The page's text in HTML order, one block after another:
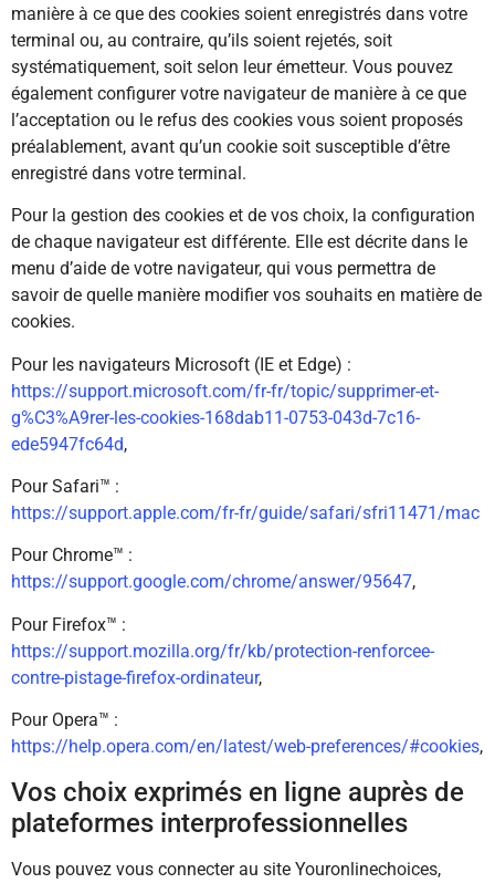
manière à ce que des cookies soient enregistrés dans votre
terminal ou, au contraire, qu’ils soient rejetés, soit
systématiquement, soit selon leur émetteur. Vous pouvez
également configurer votre navigateur de manière à ce que
l’acceptation ou le refus des cookies vous soient proposés
préalablement, avant qu’un cookie soit susceptible d’être
enregistré dans votre terminal.
Pour la gestion des cookies et de vos choix, la configuration
de chaque navigateur est différente. Elle est décrite dans le
menu d’aide de votre navigateur, qui vous permettra de
savoir de quelle manière modifier vos souhaits en matière de
cookies.
Pour les navigateurs Microsoft (IE et Edge) :
https://support.microsoft.com/fr-fr/topic/supprimer-et-
g%C3%A9rer-les-cookies-168dab11-0753-043d-7c16-
ede5947fc64d,
Pour Safari™ :
https://support.apple.com/fr-fr/guide/safari/sfri11471/mac
Pour Chrome™ :
https://support.google.com/chrome/answer/95647,
Pour Firefox™ :
https://support.mozilla.org/fr/kb/protection-renforcee-
contre-pistage-firefox-ordinateur,
Pour Opera™ :
https://help.opera.com/en/latest/web-preferences/#cookies,
Vos choix exprimés en ligne auprès de
plateformes interprofessionnelles
Vous pouvez vous connecter au site Youronlinechoices,